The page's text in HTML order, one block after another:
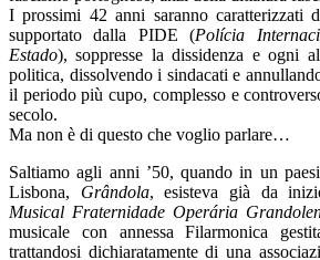
I prossimi 42 anni saranno caratterizzati
supportato dalla PIDE (Polícia
Estado), soppresse la dissidenza e ogni
politica, dissolvendo i sindacati e
il periodo più cupo, complesso e
secolo.
Ma non è di questo che voglio parlare…
Saltiamo agli anni ’50, quando in un
Lisbona, Grândola, esisteva già da
Musical Fraternidade Operária
musicale con annessa Filarmonica
trattandosi dichiaratamente di una